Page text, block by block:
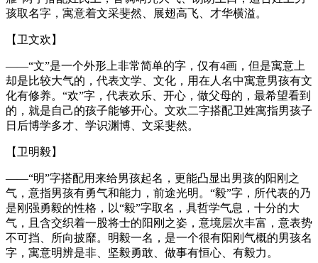
孩取名字，寓意着文采斐然、展翅高飞、才华横溢。
【卫文欢】
——“文”是一个外形上非常简单的字，仅有4画，但是寓意上
却是比较大气的，代表文学、文化，用在人名中寓意男孩有文
化有修养。“欢”字，代表欢乐、开心，做父母的，最希望看到
的，就是自己的孩子能够开心。文欢二字搭配卫姓寓指男孩子
日后博学多才、学识渊博、文采斐然。
【卫明毅】
——“明”字搭配用来给男孩起名，更能凸显出男孩的阳刚之
气，意指男孩有勇气和能力，前途光明。“毅”字，所代表的乃
是刚强勇毅的性格，以“毅”字取名，具哲学气息，十分的大
气，且含交织着一股将士的阳刚之姿，意境层次丰富，意表势
不可挡、所向披靡。明毅一名，是一个很有阳刚气概的男孩名
字，寓意明辨是非、坚毅勇敢、做事有恒心、有毅力。